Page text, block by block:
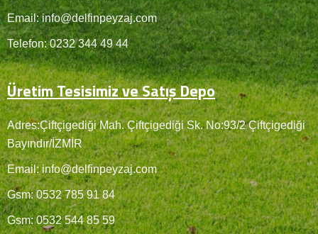
Email: info@delfinpeyzaj.com
Telefon: 0232 344 49 44
Üretim Tesisimiz ve Satış Depo
Adres:Çiftçigediği Mah. Çiftçigediği Sk. No:93/2 Çiftçigediği
Bayındır/İZMİR
Email: info@delfinpeyzaj.com
Gsm: 0532 785 91 84
Gsm: 0532 544 85 59